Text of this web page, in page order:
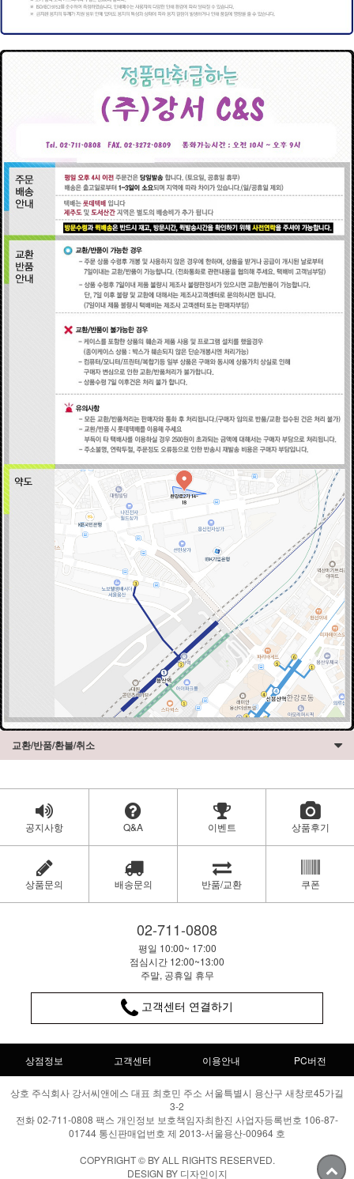
교환/반품/환불/취소
공지사항 Q&A 이벤트 상품후기
상품문의 배송문의 반품/교환 쿠폰
02-711-0808
평일 10:00~ 17:00
점심시간 12:00~13:00
주말, 공휴일 휴무
고객센터 연결하기
상점정보 고객센터 이용안내 PC버전
상호 주식회사 강서씨앤에스 대표 최호민 주소 서울특별시 용산구 새창로45가길
3-2
전화 02-711-0808 팩스 개인정보 보호책임자최한진 사업자등록번호 106-87-
01744 통신판매업번호 제 2013-서울용산-00964 호
COPYRIGHT © BY ALL RIGHTS RESERVED.
DESIGN BY 디자인이지